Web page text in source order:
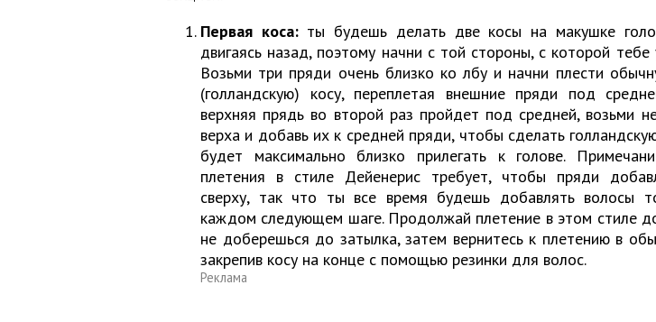
Первая коса:ты будешь делать две косы на макушке
двигаясь назад, поэтому начни с той стороны, с которой тебе
Возьми три пряди очень близко ко лбу и начни плести
(голландскую) косу, переплетая внешние пряди под
верхняя прядь во второй раз пройдет под средней, возьми
верха и добавь их к средней пряди, чтобы сделать
будет максимально близко прилегать к голове.
плетения в стиле Дейенерис требует, чтобы пряди
сверху, так что ты все время будешь добавлять волосы
каждом следующем шаге. Продолжай плетение в этом стиле
не доберешься до затылка, затем вернитесь к плетению в
закрепив косу на конце с помощью резинки для волос.
Реклама